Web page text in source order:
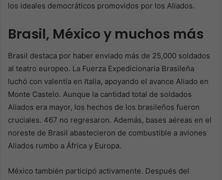
los ideales democráticos promovidos por los Aliados.
Brasil, México y muchos más
Brasil destaca por haber enviado más de 25,000 soldados
al teatro europeo. La Fuerza Expedicionaria Brasileña
luchó con valentía en Italia, apoyando el avance Aliado en
Monte Castelo. Aunque la cantidad total de soldados
Aliados era mayor, los hechos de los brasileños fueron
cruciales. 467 no regresaron. Además, bases aéreas en el
noreste de Brasil abastecieron de combustible a aviones
Aliados rumbo a África y Europa.
México también participó activamente. Después del